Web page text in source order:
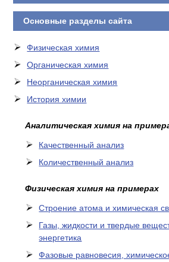
Основные разделы сайта
Физическая химия
Органическая химия
Неорганическая химия
История химии
Аналитическая химия на
Качественный анализ
Количественный анализ
Физическая химия на примерах
Cтроение атома и химическая
Газы, жидкости и твердые
энергетика
Фазовые равновесия,